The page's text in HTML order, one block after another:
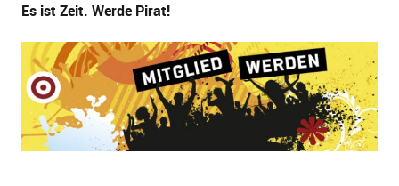
Es ist Zeit. Werde Pirat!